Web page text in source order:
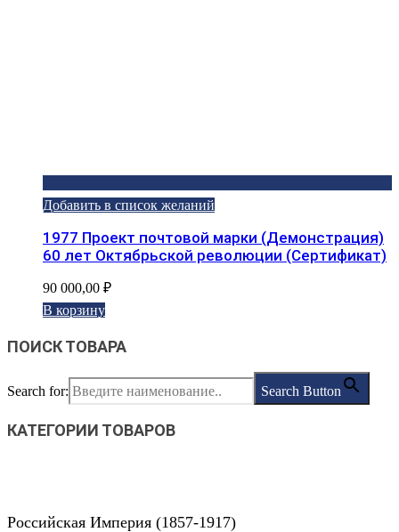
Добавить в список желаний
1977 Проект почтовой марки (Демонстрация)
60 лет Октябрьской революции (Сертификат)
90 000,00 ₽
В корзину
ПОИСК ТОВАРА
Search for: Search Button
КАТЕГОРИИ ТОВАРОВ
Российская Империя (1857-1917)